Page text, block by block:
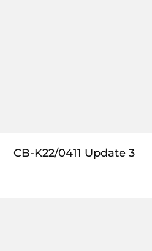
CB-K22/0411 Update 3